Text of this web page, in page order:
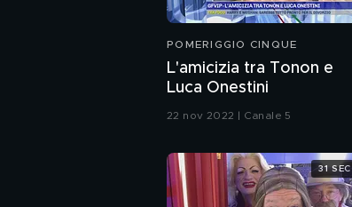
POMERIGGIO CINQUE
L'amicizia tra Tonon e
Luca Onestini
22 nov 2022 | Canale 5
31 SEC